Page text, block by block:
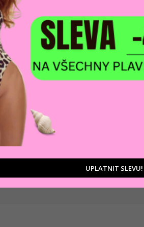
VÁM
produktů
UPLATNIT SLEVU!